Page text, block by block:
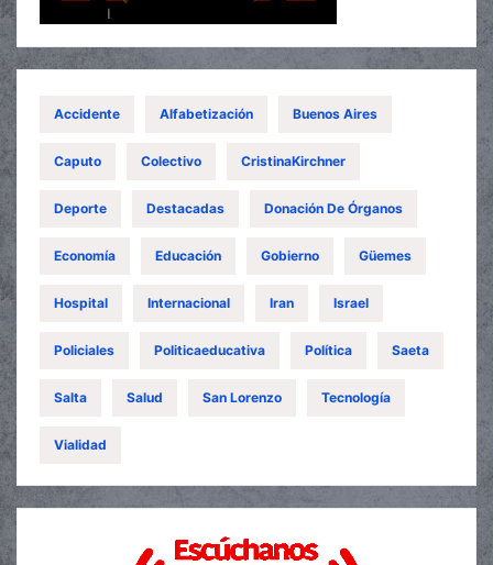
Accidente Alfabetización Buenos Aires
Caputo Colectivo CristinaKirchner
Deporte Destacadas Donación De Órganos
Economía Educación Gobierno Güemes
Hospital Internacional Iran Israel
Policiales Politicaeducativa Política Saeta
Salta Salud San Lorenzo Tecnología
Vialidad